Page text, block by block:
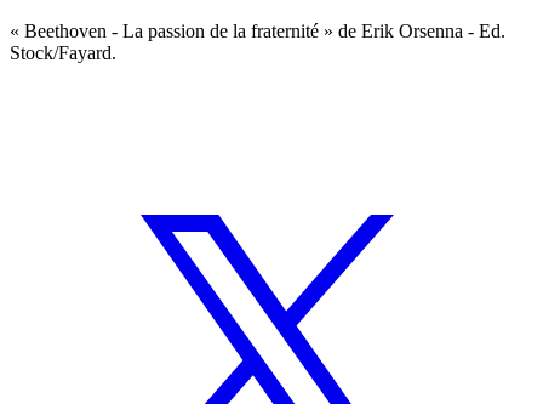
« Beethoven - La passion de la fraternité » de Erik Orsenna - Ed.
Stock/Fayard.